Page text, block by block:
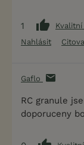
1
Nahlásit
Gaflo
RC granule
doporuceny